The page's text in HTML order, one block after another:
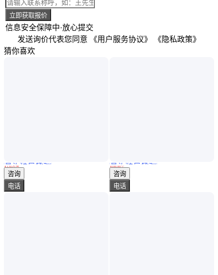
立即获取报价
信息安全保障中·放心提交
发送询价代表您同意 《用户服务协议》
《隐私政策》
猜你喜欢
LB-800N恒温恒湿称重系统 用于微生物的培养和低浓度采样头的称量
真实性已核验
￥ 1 .65万/台
山东青岛
咨询
电话
旋转式粘度计测量物质粘度 流体粘性表征 可测试常温/高温粘度
真实性已核验
￥100 .00/个
四川成都
咨询
电话